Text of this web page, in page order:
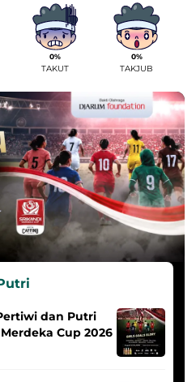
0%
TAKUT
0%
TAKJUB
dan Putri
Cup 2026